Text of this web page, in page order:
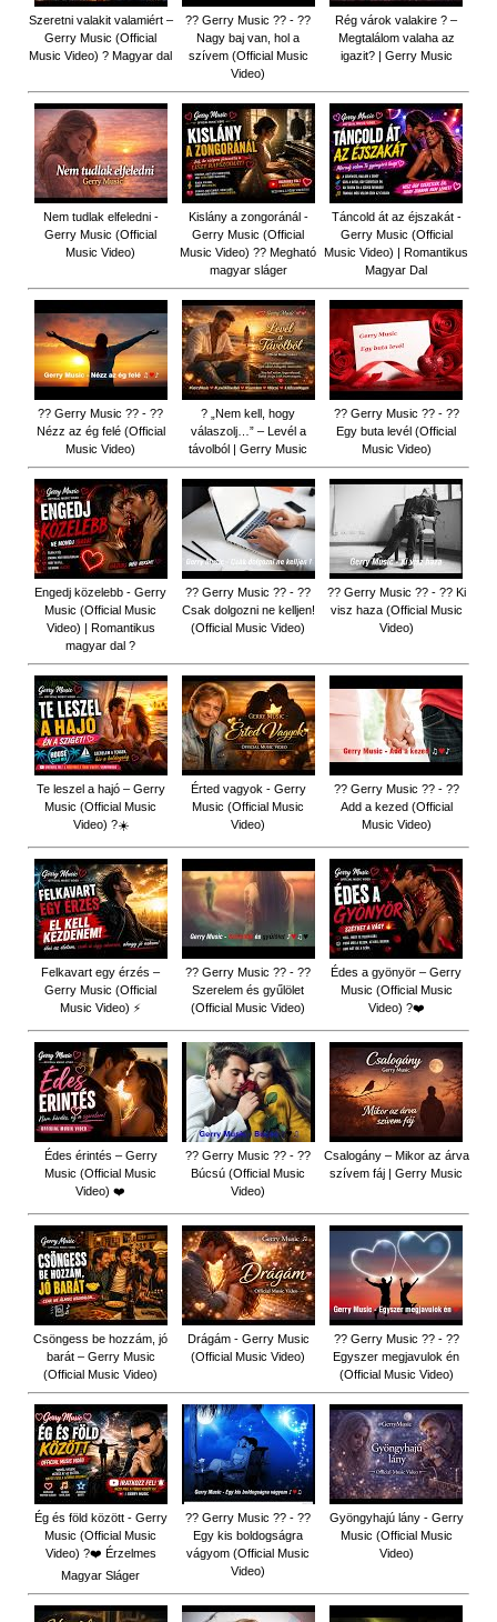
Szeretni valakit valamiért –
Gerry Music (Official
Music Video) ? Magyar dal
?? Gerry Music ?? - ??
Nagy baj van, hol a
szívem (Official Music
Video)
Rég várok valakire ? –
Megtalálom valaha az
igazit? | Gerry Music
Nem tudlak elfeledni -
Gerry Music (Official
Music Video)
Kislány a zongoránál -
Gerry Music (Official
Music Video) ?? Megható
magyar sláger
Táncold át az éjszakát -
Gerry Music (Official
Music Video) | Romantikus
Magyar Dal
?? Gerry Music ?? - ??
Nézz az ég felé (Official
Music Video)
? „Nem kell, hogy
válaszolj…” – Levél a
távolból | Gerry Music
?? Gerry Music ?? - ??
Egy buta levél (Official
Music Video)
Engedj közelebb - Gerry
Music (Official Music
Video) | Romantikus
magyar dal ?
?? Gerry Music ?? - ??
Csak dolgozni ne kelljen!
(Official Music Video)
?? Gerry Music ?? - ?? Ki
visz haza (Official Music
Video)
Te leszel a hajó – Gerry
Music (Official Music
Video) ?☀️
Érted vagyok - Gerry
Music (Official Music
Video)
?? Gerry Music ?? - ??
Add a kezed (Official
Music Video)
Felkavart egy érzés –
Gerry Music (Official
Music Video) ⚡
?? Gerry Music ?? - ??
Szerelem és gyűlölet
(Official Music Video)
Édes a gyönyör – Gerry
Music (Official Music
Video) ?❤️
Édes érintés – Gerry
Music (Official Music
Video) ❤️
?? Gerry Music ?? - ??
Búcsú (Official Music
Video)
Csalogány – Mikor az árva
szívem fáj | Gerry Music
Csöngess be hozzám, jó
barát – Gerry Music
(Official Music Video)
Drágám - Gerry Music
(Official Music Video)
?? Gerry Music ?? - ??
Egyszer megjavulok én
(Official Music Video)
Ég és föld között - Gerry
Music (Official Music
Video) ?❤️ Érzelmes
Magyar Sláger
?? Gerry Music ?? - ??
Egy kis boldogságra
vágyom (Official Music
Video)
Gyöngyhajú lány - Gerry
Music (Official Music
Video)